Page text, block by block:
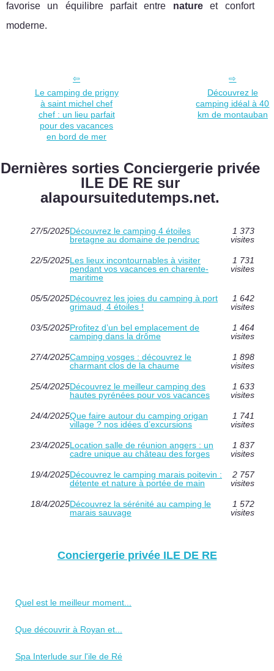
favorise un équilibre parfait entre natureet confort
moderne.
Le camping de prigny
à saint michel chef
chef : un lieu parfait
pour des vacances
en bord de mer
Découvrez le
camping idéal à 40
km de montauban
Dernières sorties Conciergerie privée
ILE DE RE sur
alapoursuitedutemps.net.
27/5/2025Découvrez le camping 4 étoiles
bretagne au domaine de pendruc
1 373
visites
22/5/2025Les lieux incontournables à visiter
pendant vos vacances en charente-
maritime
1 731
visites
05/5/2025Découvrez les joies du camping à port
grimaud, 4 étoiles !
1 642
visites
03/5/2025Profitez d’un bel emplacement de
camping dans la drôme
1 464
visites
27/4/2025Camping vosges : découvrez le
charmant clos de la chaume
1 898
visites
25/4/2025Découvrez le meilleur camping des
hautes pyrénées pour vos vacances
1 633
visites
24/4/2025Que faire autour du camping origan
village ? nos idées d’excursions
1 741
visites
23/4/2025Location salle de réunion angers : un
cadre unique au château des forges
1 837
visites
19/4/2025Découvrez le camping marais poitevin :
détente et nature à portée de main
2 757
visites
18/4/2025Découvrez la sérénité au camping le
marais sauvage
1 572
visites
Conciergerie privée ILE DE RE
Quel est le meilleur moment...
Que découvrir à Royan et...
Spa Interlude sur l'ile de Ré